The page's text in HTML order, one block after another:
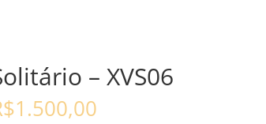
– XVS06
1.500,00